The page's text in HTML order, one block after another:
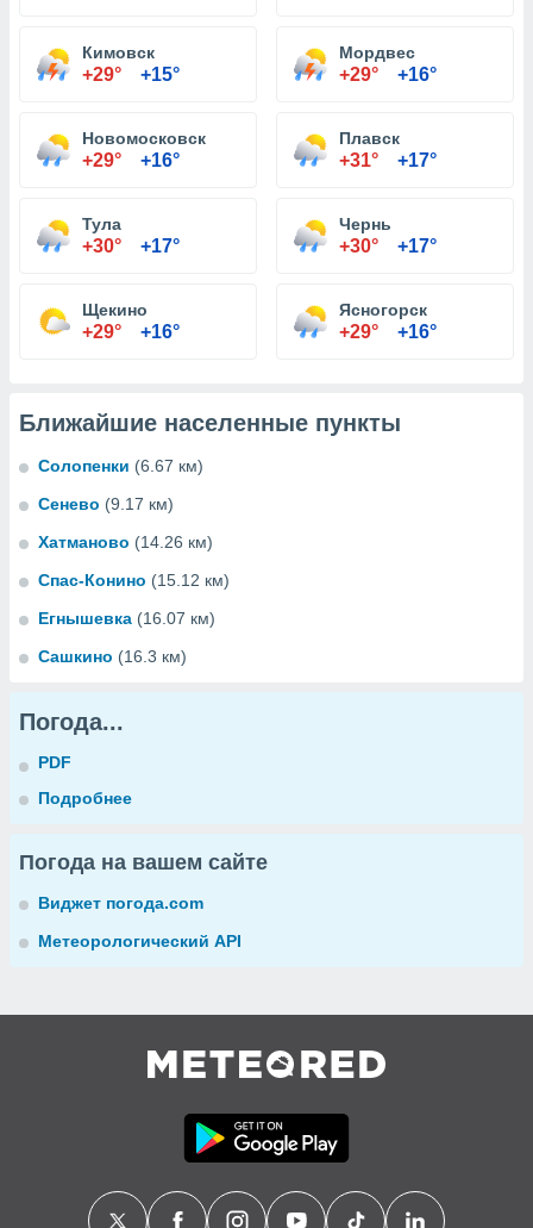
Кимовск
+29° +15°
Мордвес
+29° +16°
Новомосковск
+29° +16°
Плавск
+31° +17°
Тула
+30° +17°
Чернь
+30° +17°
Щекино
+29° +16°
Ясногорск
+29° +16°
Ближайшие населенные пункты
Солопенки (6.67 км)
Сенево (9.17 км)
Хатманово (14.26 км)
Спас-Конино (15.12 км)
Егнышевка (16.07 км)
Сашкино (16.3 км)
Погода...
PDF
Подробнее
Погода на вашем сайте
Виджет погода.com
Метеорологический API